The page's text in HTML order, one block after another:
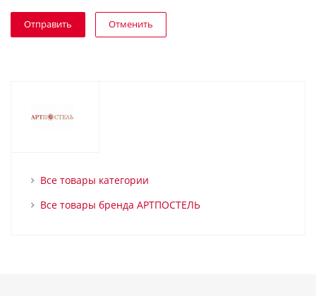
Отменить
Все товары категории
Все товары бренда АРТПОСТЕЛЬ